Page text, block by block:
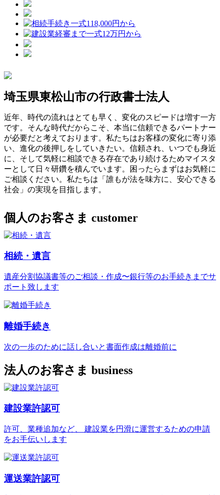
埼玉県東松山市の行政書士法人
近年、時代の流れはとても早く、変化のスピードは増す一方
です。そんな時代だからこそ、本当に信頼できるパートナー
が必要だと考えております。私たちはお客様の変化に寄り添
い、進化の後押しをしていきたい。信頼され、いつでも身近
に、そして気軽に相談できる存在であり続けるためマイスタ
ーとして日々研鑽を積んでいます。困ったらまずはお気軽に
ご相談ください。私たちは「誰もが法を味方に、安心できる
社会」の実現を目指します。
個人のお客さま customer
相続・遺言
遺産分割協議書等のご相談・作成〜銀行等のお手続きまでサ
ポート致します
離婚手続き
次の一歩のために話し合いと書面作成は離婚前に
法人のお客さま business
建設業許認可
許可、業種追加など、 建設業を円滑に運営するための申請
をお手伝いします
運送業許認可